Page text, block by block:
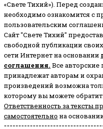
«Свете Тихий»). Перед
необходимо ознакомится с
пользовательским
Сайт "Свете Тихий"
свободной публикации
сети Интернет на основании
соглашения. Все
принадлежат авторам и
произведений возможна
которому вы можете
Ответственность за тексты
самостоятельно на